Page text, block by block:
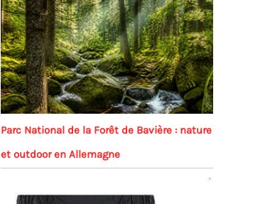
Parc National de la Forêt de Bavière : nature
et outdoor en Allemagne